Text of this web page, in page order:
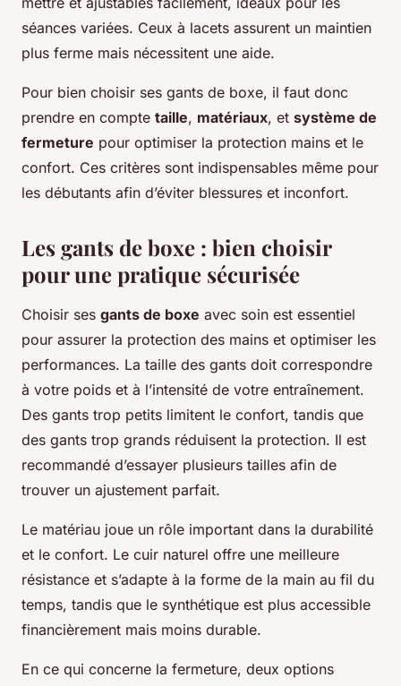
séances variées. Ceux à lacets assurent un maintien
plus ferme mais nécessitent une aide.
Pour bien choisir ses gants de boxe, il faut donc
prendre en compte taille, matériaux, et système de
fermeture pour optimiser la protection mains et le
confort. Ces critères sont indispensables même pour
les débutants afin d’éviter blessures et inconfort.
Les gants de boxe : bien choisir
pour une pratique sécurisée
Choisir ses gants de boxe avec soin est essentiel
pour assurer la protection des mains et optimiser les
performances. La taille des gants doit correspondre
à votre poids et à l’intensité de votre entraînement.
Des gants trop petits limitent le confort, tandis que
des gants trop grands réduisent la protection. Il est
recommandé d’essayer plusieurs tailles afin de
trouver un ajustement parfait.
Le matériau joue un rôle important dans la durabilité
et le confort. Le cuir naturel offre une meilleure
résistance et s’adapte à la forme de la main au fil du
temps, tandis que le synthétique est plus accessible
financièrement mais moins durable.
En ce qui concerne la fermeture, deux options